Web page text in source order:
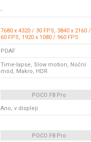
-
7680 x 4320 / 30 FPS, 3840 x 2160 /
60 FPS, 1920 x 1080 / 960 FPS
PDAF
Time-lapse, Slow motion, Noční
mód, Makro, HDR
POCO F8 Pro
Ano, v displeji
POCO F8 Pro